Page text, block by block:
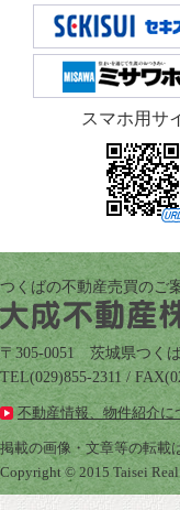
スマホ用サ
つくばの不動産売買のご
〒305-0051 茨城県つく
TEL(029)855-2311 /
不動産情報、物件紹介に
掲載の画像・文章等の転載
Copyright © 2015 Taisei